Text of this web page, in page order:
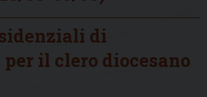
di
il clero diocesano